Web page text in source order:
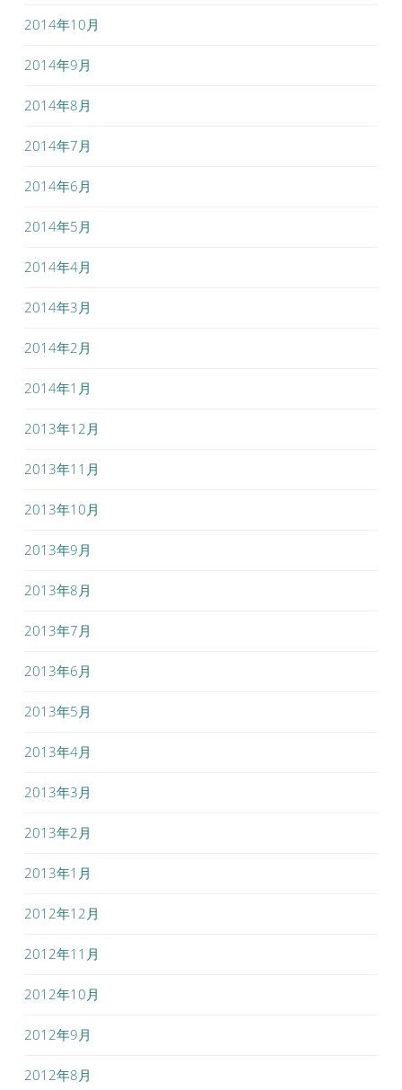
2014年10月
2014年9月
2014年8月
2014年7月
2014年6月
2014年5月
2014年4月
2014年3月
2014年2月
2014年1月
2013年12月
2013年11月
2013年10月
2013年9月
2013年8月
2013年7月
2013年6月
2013年5月
2013年4月
2013年3月
2013年2月
2013年1月
2012年12月
2012年11月
2012年10月
2012年9月
2012年8月